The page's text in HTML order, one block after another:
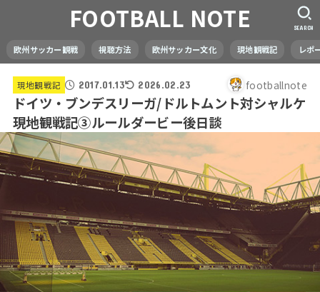
FOOTBALL NOTE
欧州サッカー観戦 視聴方法 欧州サッカー文化 現地観戦記 レポ
SEARCH
現地観戦記 2017.01.13 2026.02.23 footballnote
ドイツ・ブンデスリーガ/ドルトムント対シャルケ
現地観戦記③ルールダービー後日談